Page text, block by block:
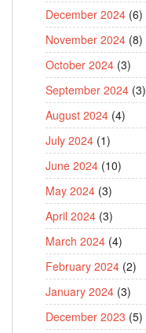
December 2024 (6)
November 2024 (8)
October 2024 (3)
September 2024 (3)
August 2024 (4)
July 2024 (1)
June 2024 (10)
May 2024 (3)
April 2024 (3)
March 2024 (4)
February 2024 (2)
January 2024 (3)
December 2023 (5)